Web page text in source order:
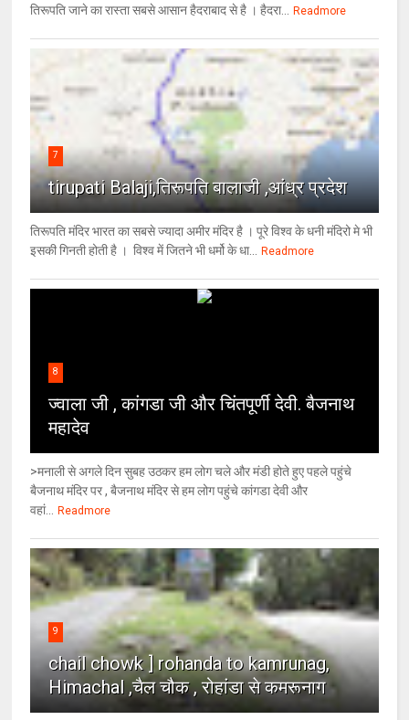
तिरूपति जाने का रास्ता सबसे आसान हैदराबाद से है । हैदरा...
Readmore
7
tirupati Balaji,तिरूपति बालाजी ,आंध्र प्रदेश
तिरूपति मंदिर भारत का सबसे ज्यादा अमीर मंदिर है । पूरे विश्व के धनी मंदिरो मे भी
इसकी गिनती होती है । विश्व में जितने भी धर्मो के धा...
Readmore
8
ज्वाला जी , कांगडा जी और चिंतपूर्णी देवी. बैजनाथ
महादेव
>मनाली से अगले दिन सुबह उठकर हम लोग चले और मंडी होते हुए पहले पहुंचे
बैजनाथ मंदिर पर , बैजनाथ मंदिर से हम लोग पहुंचे कांगडा देवी और
वहां...
Readmore
9
chail chowk ] rohanda to kamrunag,
Himachal ,चैल चौक , रोहांडा से कमरूनाग